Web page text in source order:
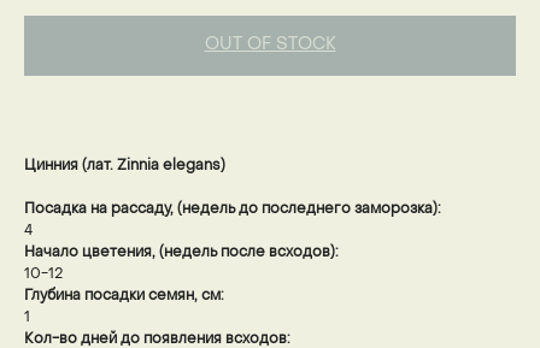
OUT OF STOCK
Цинния (лат. Zinnia elegans)
Посадка на рассаду, (недель до последнего заморозка):
4
Начало цветения, (недель после всходов):
10-12
Глубина посадки семян, см:
1
Кол-во дней до появления всходов: